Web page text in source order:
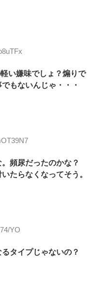
い嫌味でしょ？煽りで
もないんじゃ・・・
頻尿だったのかな？
たらなくなってそう。
YO
タイプじゃないの？